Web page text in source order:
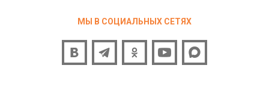
МЫ В СОЦИАЛЬНЫХ СЕТЯХ